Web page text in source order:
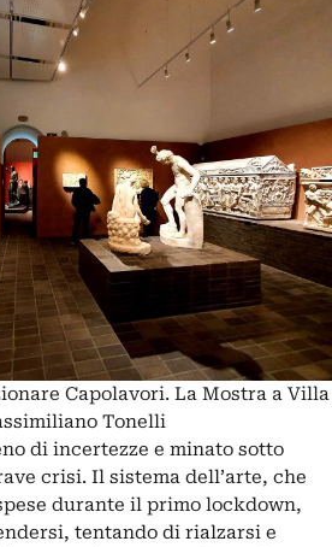
Capolavori. La Mostra a Villa
Tonelli
di incertezze e minato sotto
crisi. Il sistema dell’arte, che
durante il primo lockdown,
tentando di rialzarsi e